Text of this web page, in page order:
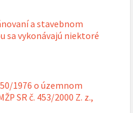
a stavebnom
sa vykonávajú niektoré
1976 o územnom
SR č. 453/2000 Z. z.,